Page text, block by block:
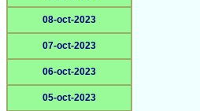
08-oct-2023
07-oct-2023
06-oct-2023
05-oct-2023